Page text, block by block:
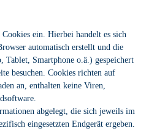
ein. Hierbei handelt es sich
automatisch erstellt und die
Tablet, Smartphone o.ä.) gespeichert
besuchen. Cookies richten auf
an, enthalten keine Viren,
abgelegt, die sich jeweils im
eingesetzten Endgerät ergeben.